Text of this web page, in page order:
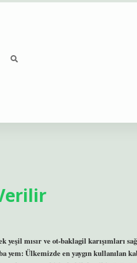
yeşil mısır ve ot-baklagil karışımları
yem: Ülkemizde en yaygın kullanılan